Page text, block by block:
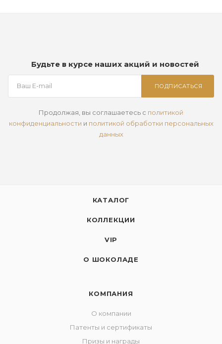
Будьте в курсе наших акций и новостей
ПОДПИСАТЬСЯ
Продолжая, вы соглашаетесь с политикой
конфиденциальности и политикой обработки персональных
данных
КАТАЛОГ
КОЛЛЕКЦИИ
VIP
О ШОКОЛАДЕ
КОМПАНИЯ
О компании
Патенты и сертификаты
Призы и награды